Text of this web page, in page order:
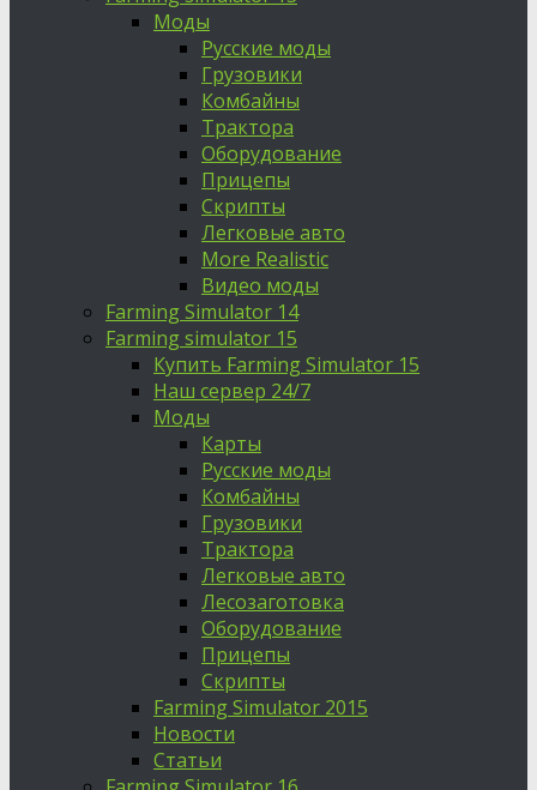
Моды
Русские моды
Грузовики
Комбайны
Трактора
Оборудование
Прицепы
Скрипты
Легковые авто
More Realistic
Видео моды
Farming Simulator 14
Farming simulator 15
Купить Farming Simulator 15
Наш сервер 24/7
Моды
Карты
Русские моды
Комбайны
Грузовики
Трактора
Легковые авто
Лесозаготовка
Оборудование
Прицепы
Скрипты
Farming Simulator 2015
Новости
Статьи